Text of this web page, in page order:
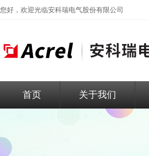
您好，欢迎光临安科瑞电气股份有限公司
首页 关于我们